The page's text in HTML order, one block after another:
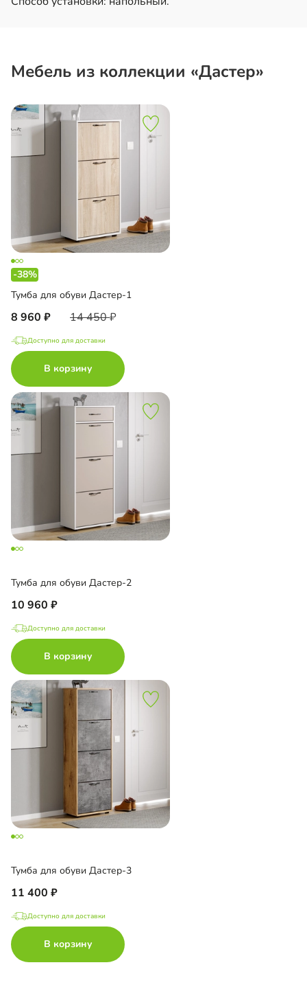
Мебель из коллекции «Дастер»
-38%
Тумба для обуви Дастер-1
8 960 14 450
Доступно для доставки
В корзину
Тумба для обуви Дастер-2
10 960
Доступно для доставки
В корзину
Тумба для обуви Дастер-3
11 400
Доступно для доставки
В корзину